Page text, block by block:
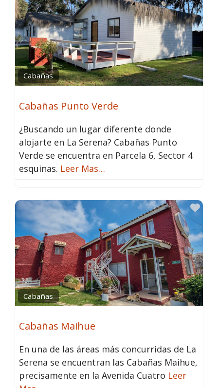
Cabañas
Cabañas Punto Verde
¿Buscando un lugar diferente donde
alojarte en La Serena? Cabañas Punto
Verde se encuentra en Parcela 6, Sector 4
esquinas. Leer Mas…
Cabañas
Cabañas Maihue
En una de las áreas más concurridas de La
Serena se encuentran las Cabañas Maihue,
precisamente en la Avenida Cuatro Leer